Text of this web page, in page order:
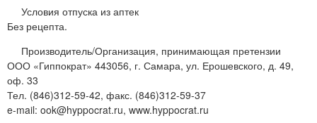
Условия отпуска из аптек
Без рецепта.
Производитель/Организация, принимающая претензии
ООО «Гиппократ» 443056, г. Самара, ул. Ерошевского, д. 49,
оф. 33
Тел. (846)312-59-42, факс. (846)312-59-37
e-mail: ook@hyppocrat.ru, www.hyppocrat.ru